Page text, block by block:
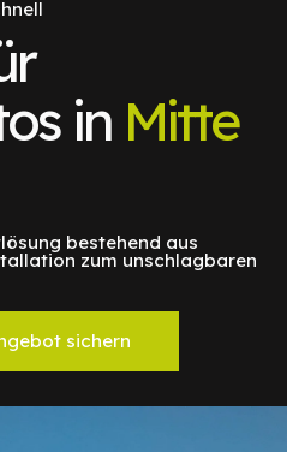
in Mitte
bestehend aus
zum unschlagbaren
sichern